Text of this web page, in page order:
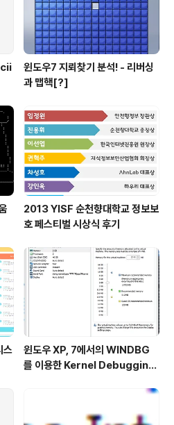
윈도우7 지뢰찾기 분석! - 리버싱
과 맵핵[?]
2013 YISF 순천향대학교 정보보
호 페스티벌 시상식 후기
스
윈도우 XP, 7에서의 WINDBG
를 이용한 Kernel Debugging